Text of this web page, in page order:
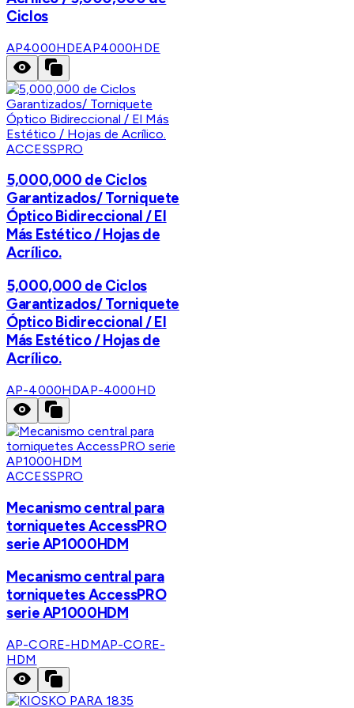
Ciclos
AP4000HDEAP4000HDE
ACCESSPRO
5,000,000 de Ciclos
Garantizados/ Torniquete
Óptico Bidireccional / El
Más Estético / Hojas de
Acrílico.
5,000,000 de Ciclos
Garantizados/ Torniquete
Óptico Bidireccional / El
Más Estético / Hojas de
Acrílico.
AP-4000HDAP-4000HD
ACCESSPRO
Mecanismo central para
torniquetes AccessPRO
serie AP1000HDM
Mecanismo central para
torniquetes AccessPRO
serie AP1000HDM
AP-CORE-HDMAP-CORE-
HDM